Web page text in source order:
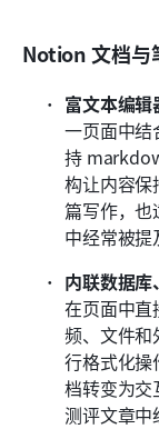
Notion 文档与
富文本编辑
一页面中结
持
构让内容保
篇写作，
中经常被提
内联数据
在页面中
频、文件和
行格式化
档转变为
测评文章中